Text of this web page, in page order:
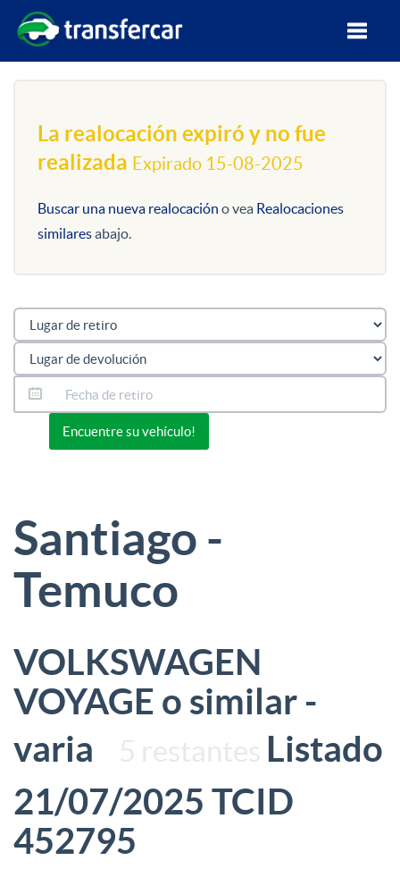
La realocación expiró y no fue
realizada Expirado 15-08-2025
Buscar una nueva realocación o vea Realocaciones
similaresabajo.
Encuentre su vehículo!
Santiago -
Temuco
VOLKSWAGEN
VOYAGE o similar -
varia
5 restantes Listado
21/07/2025 TCID
452795